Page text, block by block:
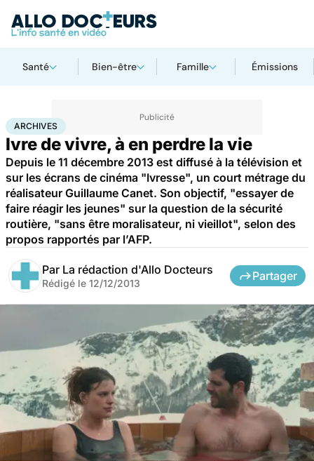
Santé Bien-être Famille Émissions
AccueilSantéArchives
ARCHIVES
Ivre de vivre, à en perdre la vie
Depuis le 11 décembre 2013 est diffusé à la télévision et
sur les écrans de cinéma "Ivresse", un court métrage du
réalisateur Guillaume Canet. Son objectif, "essayer de
faire réagir les jeunes" sur la question de la sécurité
routière, "sans être moralisateur, ni vieillot", selon des
propos rapportés par l’AFP.
Par La rédaction d'Allo Docteurs
Rédigé le 12/12/2013
Partager